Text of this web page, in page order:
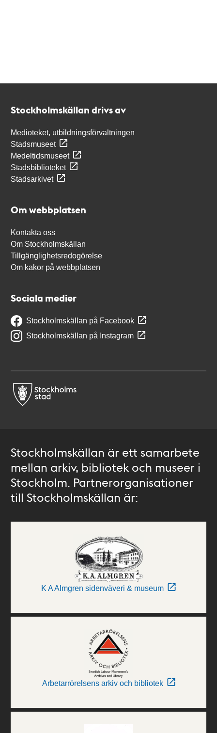
Stockholmskällan drivs av
Medioteket, utbildningsförvaltningen
Stadsmuseet
Medeltidsmuseet
Stadsbiblioteket
Stadsarkivet
Om webbplatsen
Kontakta oss
Om Stockholmskällan
Tillgänglighetsredogörelse
Om kakor på webbplatsen
Sociala medier
Stockholmskällan på Facebook
Stockholmskällan på Instagram
Stockholmskällan är ett samarbete
mellan arkiv, bibliotek och museer i
Stockholm. Partnerorganisationer
till Stockholmskällan är:
K A Almgren sidenväveri & museum
Arbetarrörelsens arkiv och bibliotek